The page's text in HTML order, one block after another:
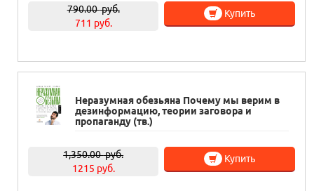
790.00руб.
711 руб.
Купить
Неразумная обезьяна Почему мы верим в
дезинформацию, теории заговора и
пропаганду (тв.)
1,350.00руб.
1215 руб.
Купить